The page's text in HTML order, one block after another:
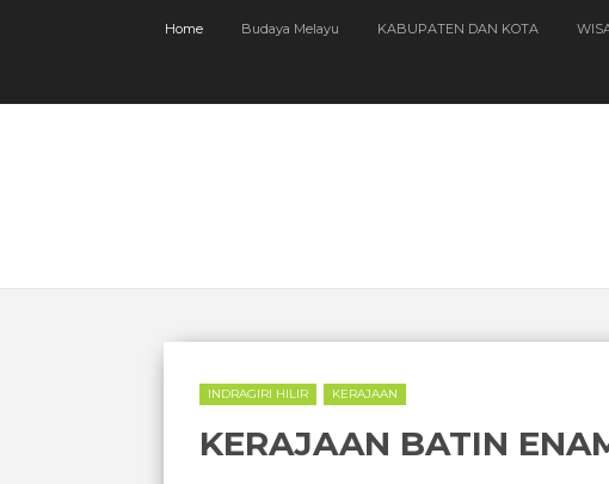
Home Budaya Melayu KABUPATEN DAN KOTA
INDRAGIRI HILIR KERAJAAN
KERAJAAN BATIN